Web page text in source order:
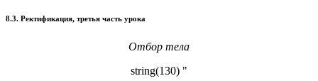
8.3. Ректификация, третья часть урока
Отбор тела
string(130) "